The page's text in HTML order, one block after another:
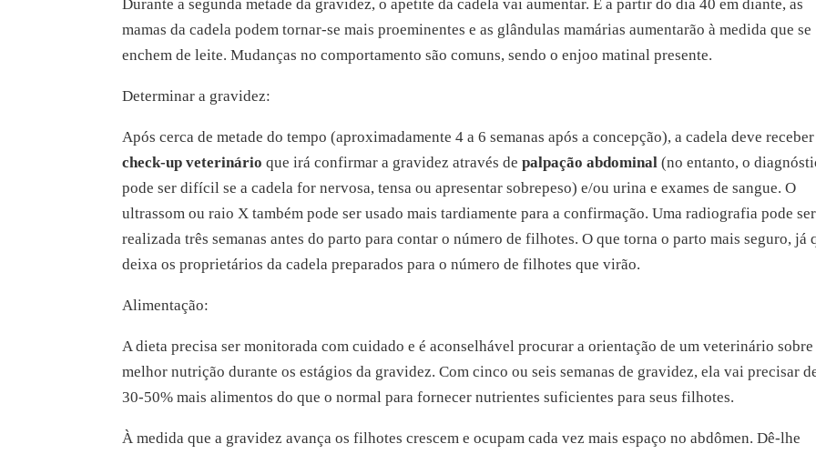
Durante a segunda metade da gravidez, o apetite da cadela vai aumentar. E a partir do dia 40 em diante, as
mamas da cadela podem tornar-se mais proeminentes e as glândulas mamárias aumentarão à medida que se
enchem de leite. Mudanças no comportamento são comuns, sendo o enjoo matinal presente.
Determinar a gravidez:
Após cerca de metade do tempo (aproximadamente 4 a 6 semanas após a concepção), a cadela deve
check-up veterinário que irá confirmar a gravidez através depalpação abdominal (no entanto, o
pode ser difícil se a cadela for nervosa, tensa ou apresentar sobrepeso) e/ou urina e exames de sangue. O
ultrassom ou raio X também pode ser usado mais tardiamente para a confirmação. Uma radiografia pode ser
realizada três semanas antes do parto para contar o número de filhotes. O que torna o parto mais seguro, já
deixa os proprietários da cadela preparados para o número de filhotes que virão.
Alimentação:
A dieta precisa ser monitorada com cuidado e é aconselhável procurar a orientação de um veterinário sobre
melhor nutrição durante os estágios da gravidez. Com cinco ou seis semanas de gravidez, ela vai precisar
30-50% mais alimentos do que o normal para fornecer nutrientes suficientes para seus filhotes.
À medida que a gravidez avança os filhotes crescem e ocupam cada vez mais espaço no abdômen. Dê-lhe